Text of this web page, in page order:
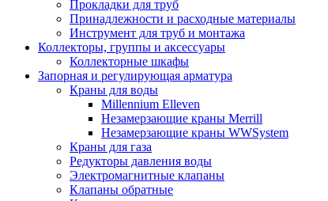
Прокладки для труб
Принадлежности и расходные материалы
Инструмент для труб и монтажа
Коллекторы, группы и аксессуары
Коллекторные шкафы
Запорная и регулирующая арматура
Краны для воды
Millennium Elleven
Незамерзающие краны Merrill
Незамерзающие краны WWSystem
Краны для газа
Редукторы давления воды
Электромагнитные клапаны
Клапаны обратные